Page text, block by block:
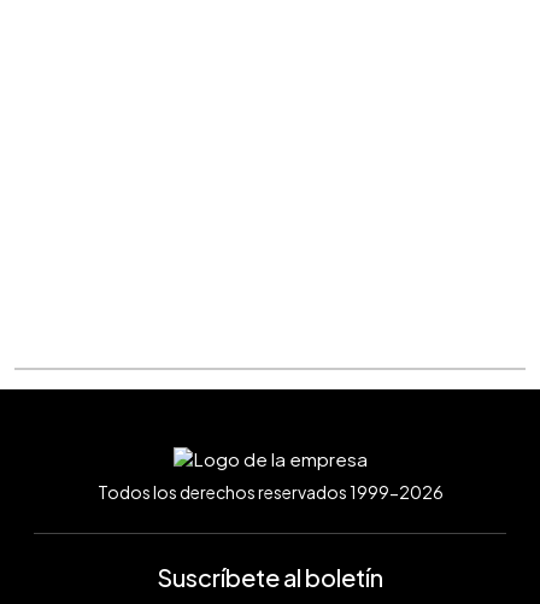
Todos los derechos reservados 1999-2026
Suscríbete al boletín